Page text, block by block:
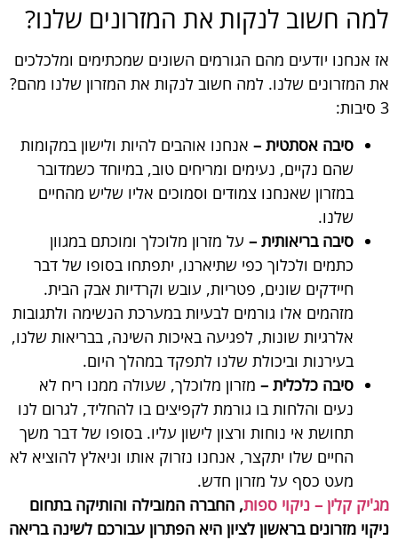
למה חשוב לנקות את המזרונים שלנו?
אז אנחנו יודעים מהם הגורמים השונים שמכתימים ומלכלכים
את המזרונים שלנו. למה חשוב לנקות את המזרון שלנו מהם?
3 סיבות:
סיבה אסתטית –אנחנו אוהבים להיות ולישון במקומות
שהם נקיים, נעימים ומריחים טוב, במיוחד כשמדובר
במזרון שאנחנו צמודים וסמוכים אליו שליש מהחיים
שלנו.
סיבה בריאותית – על מזרון מלוכלך ומוכתם במגוון
כתמים ולכלוך כפי שתיארנו, יתפתחו בסופו של דבר
חיידקים שונים, פטריות, עובש וקרדיות אבק הבית.
מזהמים אלו גורמים לבעיות במערכת הנשימה ולתגובות
אלרגיות שונות, לפגיעה באיכות השינה, בבריאות שלנו,
בעירנות וביכולת שלנו לתפקד במהלך היום.
סיבה כלכלית – מזרון מלוכלך, שעולה ממנו ריח לא
נעים והלחות בו גורמת לקפיצים בו להחליד, לגרום לנו
תחושת אי נוחות ורצון לישון עליו. בסופו של דבר משך
החיים שלו יתקצר, אנחנו נזרוק אותו וניאלץ להוציא לא
מעט כסף על מזרון חדש.
מג'יק קלין – ניקוי ספות, החברה המובילה והותיקה בתחום
ניקוי מזרונים בראשון לציון היא הפתרון עבורכם לשינה בריאה